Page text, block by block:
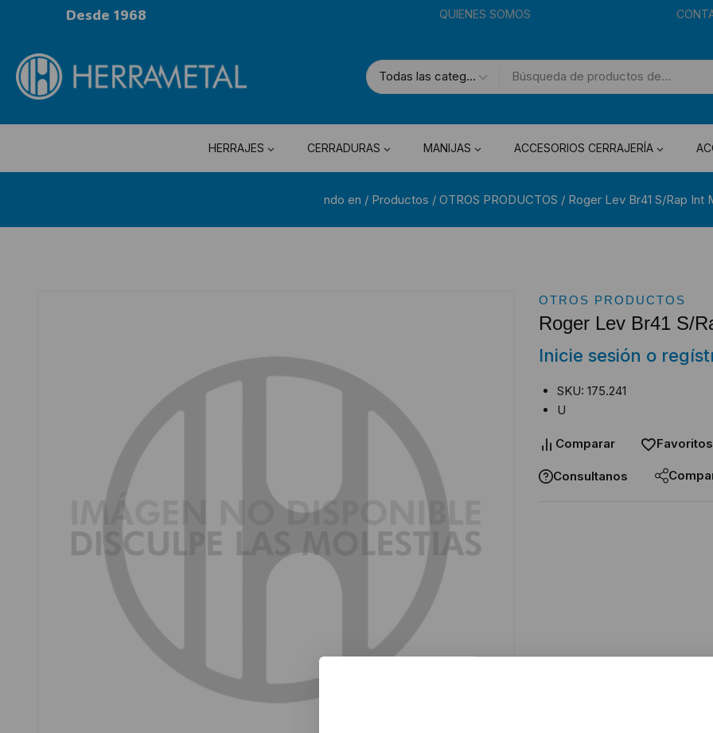
Desde 1968 QUIENES SOMOS
HERRAJES CERRADURAS MANIJAS ACCESORIOS CERRAJERÍA
ndo en / Productos / OTROS PRODUCTOS / Roger Lev Br41 S/Rap Int
OTROS PRODUCTOS
Roger Lev Br41 S/
Inicie sesión o
SKU: 175.241
U
Comparar Favoritos
Consultanos